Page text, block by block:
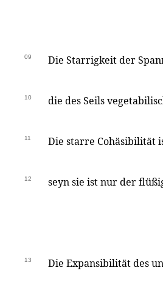
09 Die Starrigkeit der
10 die des Seils
11 Die starre Cohäsibilität
12 seyn sie ist nur der
13 Die Expansibilität des